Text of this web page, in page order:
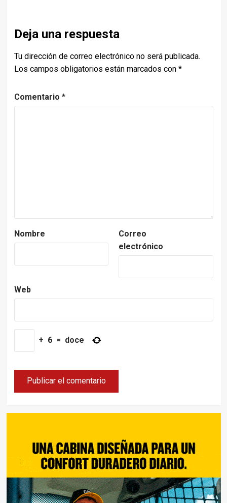
Deja una respuesta
Tu dirección de correo electrónico no será publicada.
Los campos obligatorios están marcados con *
Comentario *
Nombre
Correo
electrónico
Web
+ 6 = doce